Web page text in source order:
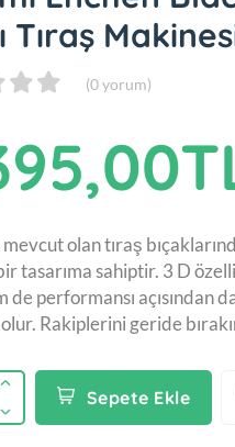
Tıraş
(0 yorum)
olan tıraş
tasarıma sahiptir. 3 D
de performansı açısından
olur. Rakiplerini geride
Sepete Ekle